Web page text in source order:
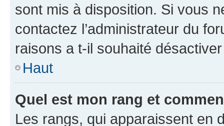
sont mis à disposition. Si vous
contactez l’administrateur du
raisons a t-il souhaité
Haut
Quel est mon rang et
Les rangs, qui apparaissent en